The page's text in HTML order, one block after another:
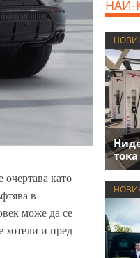
очертава като
в
може да се
хотели и пред
НАЙ-